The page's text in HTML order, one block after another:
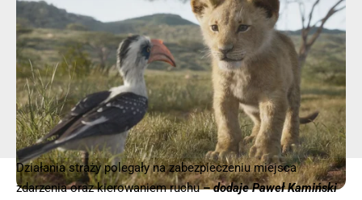
Działania straży polegały na zabezpieczeniu miejsca
zdarzenia oraz kierowaniem ruchu–dodaje Paweł Kamiński